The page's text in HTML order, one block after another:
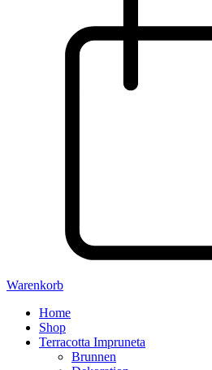
Warenkorb
Home
Shop
Terracotta Impruneta
Brunnen